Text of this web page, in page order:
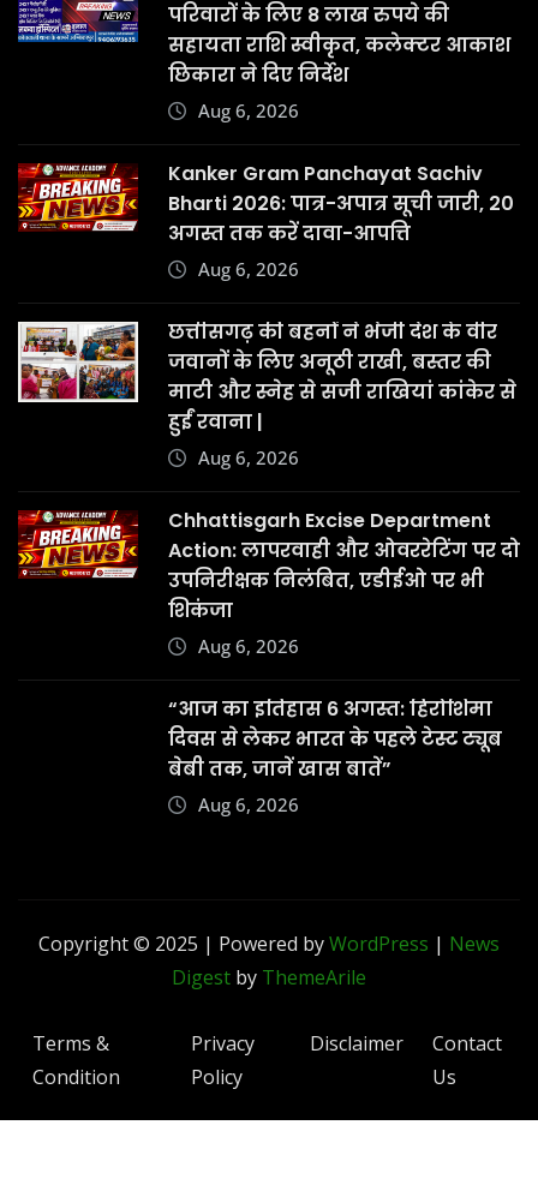
परिवारों के लिए 8 लाख रुपये की
सहायता राशि स्वीकृत, कलेक्टर आकाश
छिकारा ने दिए निर्देश
Aug 6, 2026
Kanker Gram Panchayat Sachiv
Bharti 2026: पात्र-अपात्र सूची जारी, 20
अगस्त तक करें दावा-आपत्ति
Aug 6, 2026
छत्तीसगढ़ की बहनों ने भेजी देश के वीर
जवानों के लिए अनूठी राखी, बस्तर की
माटी और स्नेह से सजी राखियां कांकेर से
हुईं रवाना |
Aug 6, 2026
Chhattisgarh Excise Department
Action: लापरवाही और ओवररेटिंग पर दो
उपनिरीक्षक निलंबित, एडीईओ पर भी
शिकंजा
Aug 6, 2026
“आज का इतिहास 6 अगस्त: हिरोशिमा
दिवस से लेकर भारत के पहले टेस्ट ट्यूब
बेबी तक, जानें खास बातें”
Aug 6, 2026
Copyright © 2025 | Powered byWordPress | News
Digest by ThemeArile
Terms &
Condition
Privacy
Policy
Disclaimer
Contact
Us